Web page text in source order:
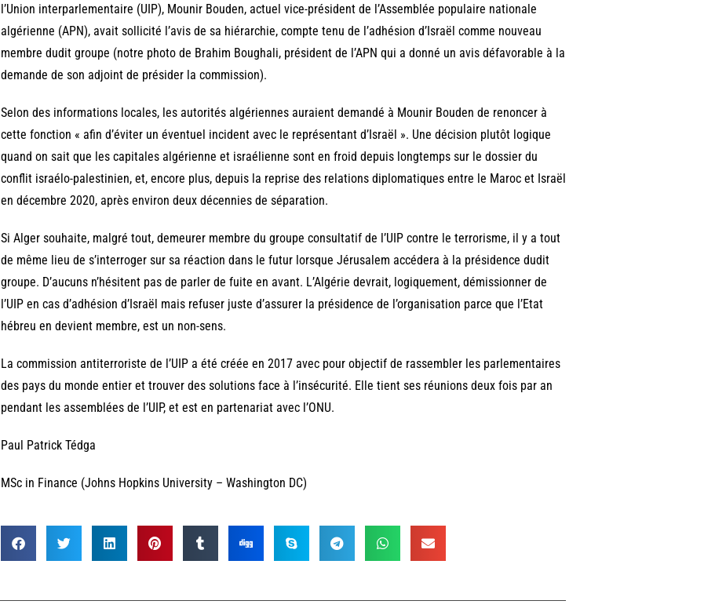
l’Union interparlementaire (UIP), Mounir Bouden, actuel vice-président de l’Assemblée populaire nationale
algérienne (APN), avait sollicité l’avis de sa hiérarchie, compte tenu de l’adhésion d’Israël comme nouveau
membre dudit groupe (notre photo de Brahim Boughali, président de l’APN qui a donné un avis défavorable à la
demande de son adjoint de présider la commission).
Selon des informations locales, les autorités algériennes auraient demandé à Mounir Bouden de renoncer à
cette fonction « afin d’éviter un éventuel incident avec le représentant d’Israël ». Une décision plutôt logique
quand on sait que les capitales algérienne et israélienne sont en froid depuis longtemps sur le dossier du
conflit israélo-palestinien, et, encore plus, depuis la reprise des relations diplomatiques entre le Maroc et Israël
en décembre 2020, après environ deux décennies de séparation.
Si Alger souhaite, malgré tout, demeurer membre du groupe consultatif de l’UIP contre le terrorisme, il y a tout
de même lieu de s’interroger sur sa réaction dans le futur lorsque Jérusalem accédera à la présidence dudit
groupe. D’aucuns n’hésitent pas de parler de fuite en avant. L’Algérie devrait, logiquement, démissionner de
l’UIP en cas d’adhésion d’Israël mais refuser juste d’assurer la présidence de l’organisation parce que l’Etat
hébreu en devient membre, est un non-sens.
La commission antiterroriste de l’UIP a été créée en 2017 avec pour objectif de rassembler les parlementaires
des pays du monde entier et trouver des solutions face à l’insécurité. Elle tient ses réunions deux fois par an
pendant les assemblées de l’UIP, et est en partenariat avec l’ONU.
Paul Patrick Tédga
MSc in Finance (Johns Hopkins University – Washington DC)